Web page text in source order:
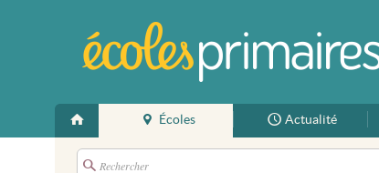
Écoles Actualité